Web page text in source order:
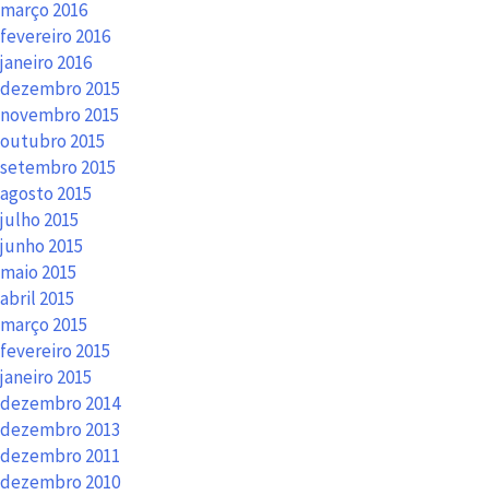
março 2016
fevereiro 2016
janeiro 2016
dezembro 2015
novembro 2015
outubro 2015
setembro 2015
agosto 2015
julho 2015
junho 2015
maio 2015
abril 2015
março 2015
fevereiro 2015
janeiro 2015
dezembro 2014
dezembro 2013
dezembro 2011
dezembro 2010